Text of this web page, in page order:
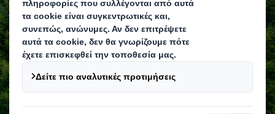
ΑΝΑΚΑΛΎΨΤΕ ΠΕΡΙΣΣΌΤΕΡΑ